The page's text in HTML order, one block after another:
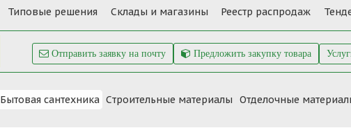
Типовые решения Склады и магазины Реестр распродаж
Отправить заявку на почту Предложить закупку товара
Бытовая сантехника Cтроительные материалы Отделочные